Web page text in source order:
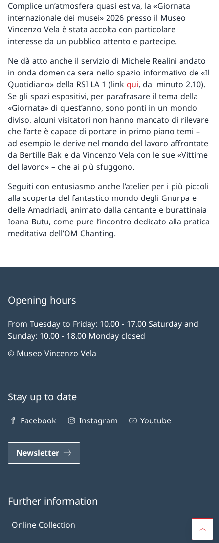
Complice un’atmosfera quasi estiva, la «Giornata
internazionale dei musei» 2026 presso il Museo
Vincenzo Vela è stata accolta con particolare
interesse da un pubblico attento e partecipe.
Ne dà atto anche il servizio di Michele Realini andato
in onda domenica sera nello spazio informativo de «Il
Quotidiano» della RSI LA 1 (link qui, dal minuto 2.10).
Se gli spazi espositivi, per parafrasare il tema della
«Giornata» di quest’anno, sono ponti in un mondo
diviso, alcuni visitatori non hanno mancato di rilevare
che l’arte è capace di portare in primo piano temi –
ad esempio le derive nel mondo del lavoro affrontate
da Bertille Bak e da Vincenzo Vela con le sue «Vittime
del lavoro» – che ai più sfuggono.
Seguiti con entusiasmo anche l’atelier per i più piccoli
alla scoperta del fantastico mondo degli Gnurpa e
delle Amadriadi, animato dalla cantante e burattinaia
Ioana Butu, come pure l’incontro dedicato alla pratica
meditativa dell’OM Chanting.
Opening hours
From Tuesday to Friday: 10.00 - 17.00 Saturday and
Sunday: 10.00 - 18.00 Monday closed
© Museo Vincenzo Vela
Stay up to date
Facebook Instagram Youtube
Newsletter
Further information
Online Collection